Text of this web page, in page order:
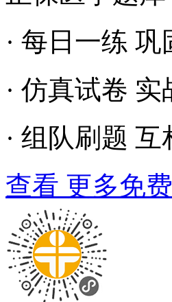
· 每日一练 巩
· 仿真试卷 实
· 组队刷题 互
查看 更多免